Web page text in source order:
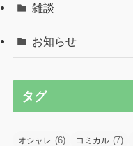
雑談
お知らせ
タグ
オシャレ (6) コミカル (7)